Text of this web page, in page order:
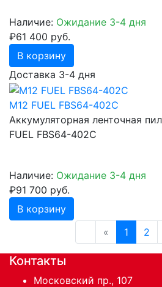
Наличие: Ожидание 3-4 дня
₽61 400 руб.
В корзину
Доставка 3-4 дня
M12 FUEL FBS64-402C
Аккумуляторная ленточная
FUEL FBS64-402C
Наличие: Ожидание 3-4 дня
₽91 700 руб.
В корзину
«
1 2
Контакты
Московский пр., 107